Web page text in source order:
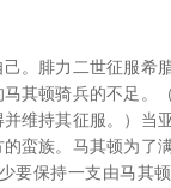
。腓力二世征服希
其顿骑兵的不足。
维持其征服。）当
蛮族。马其顿为了
要保持一支由马其